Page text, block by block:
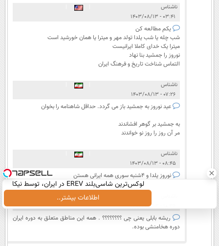
ناشناس
۰۳:۴۱ - ۱۴۰۳/۰۸/۱۳
یکم مطالعه کن
شب چله یا شب یلدا تولد مهر و میترا یا همان خورشید است
میترا یک خدای کاملا ایرانیست
نوروز را جمشید بنا نهاد
التماس شناخت تاریخ و فرهنگ ایران
ناشناس
۰۷:۲۶ - ۱۴۰۳/۰۸/۱۳
عید نوروز به جمشید باز می گردد. حداقل شاهنامه را بخوان
به جمشید بر گوهر افشاندند
مر آن روز را روز نو خواندند
ناشناس
۰۸:۴۵ - ۱۴۰۳/۰۸/۱۳
نوروز یلدا و 4شنبه سوری همه ایرانی هستن
|
|
ریشه بابلی یعنی چی ؟؟؟؟؟؟؟؟ . همه این مناطق متعلق به دوره ایران
دوره هخامنشی بوده.
لوکس‌ترین شاسی‌بلند EREV در ایران، توسط نیکا
موتور رونمایی شد!
اطلاعات بیشتر..